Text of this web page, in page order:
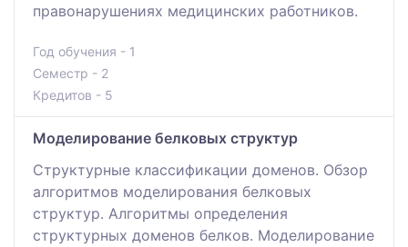
правонарушениях медицинских работников.
Год обучения - 1
Семестр - 2
Кредитов - 5
Моделирование белковых структур
Структурные классификации доменов. Обзор
алгоритмов моделирования белковых
структур. Алгоритмы определения
структурных доменов белков. Моделирование